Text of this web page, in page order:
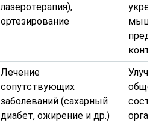
лазеротерапия),
ортезирование
Лечение
сопутствующих
заболеваний (сахарный
диабет, ожирение и др.)